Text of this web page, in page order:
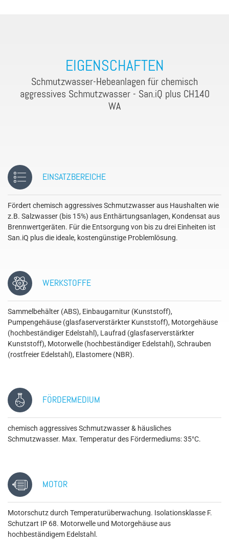
EIGENSCHAFTEN
Schmutzwasser-Hebeanlagen für chemisch
aggressives Schmutzwasser - San.iQ plus CH140
WA
EINSATZBEREICHE
Fördert chemisch aggressives Schmutzwasser aus Haushalten wie
z.B. Salzwasser (bis 15%) aus Enthärtungsanlagen, Kondensat aus
Brennwertgeräten. Für die Entsorgung von bis zu drei Einheiten ist
San.iQ plus die ideale, kostengünstige Problemlösung.
WERKSTOFFE
Sammelbehälter (ABS), Einbaugarnitur (Kunststoff),
Pumpengehäuse (glasfaserverstärkter Kunststoff), Motorgehäuse
(hochbeständiger Edelstahl), Laufrad (glasfaserverstärkter
Kunststoff), Motorwelle (hochbeständiger Edelstahl), Schrauben
(rostfreier Edelstahl), Elastomere (NBR).
FÖRDERMEDIUM
chemisch aggressives Schmutzwasser & häusliches
Schmutzwasser. Max. Temperatur des Fördermediums: 35°C.
MOTOR
Motorschutz durch Temperaturüberwachung. Isolationsklasse F.
Schutzart IP 68. Motorwelle und Motorgehäuse aus
hochbeständigem Edelstahl.